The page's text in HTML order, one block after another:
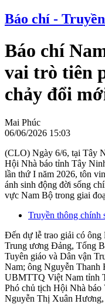
Báo chí -
Báo chí
vai trò tiên
chảy đổi
Mai Phúc
06/06/2026 15:03
(CLO) Ngày 6/6, tại Tây
Hội Nhà báo tỉnh Tây
lần thứ I năm 2026, tôn
ánh sinh động đời sống
vực Nam Bộ trong giai
Truyền thông chính
Đến dự lễ trao giải có
Trung ương Đảng, Tổng
Tuyên giáo và Dân vận
Nam; ông Nguyễn Thanh
UBMTTQ Việt Nam tỉnh
Phó chủ tịch Hội Nhà báo
Nguyễn Thị Xuân